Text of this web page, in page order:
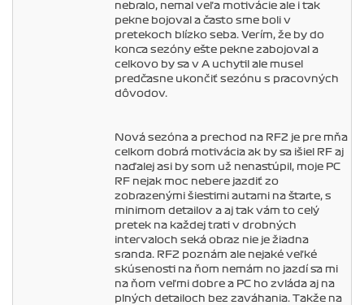
nebralo, nemal veľa motivácie ale i tak
pekne bojoval a často sme boli v
pretekoch blízko seba. Verím, že by do
konca sezóny ešte pekne zabojoval a
celkovo by sa v A uchytil ale musel
predčasne ukončiť sezónu s pracovných
dôvodov.
Nová sezóna a prechod na RF2 je pre mňa
celkom dobrá motivácia ak by sa išiel RF aj
naďalej asi by som už nenastúpil, moje PC
RF nejak moc nebere jazdiť zo
zobrazenými šiestimi autami na štarte, s
minimom detailov a aj tak vám to celý
pretek na každej trati v drobných
intervaloch seká obraz nie je žiadna
sranda. RF2 poznám ale nejaké veľké
skúsenosti na ňom nemám no jazdí sa mi
na ňom veľmi dobre a PC ho zvláda aj na
plných detailoch bez zaváhania. Takže na